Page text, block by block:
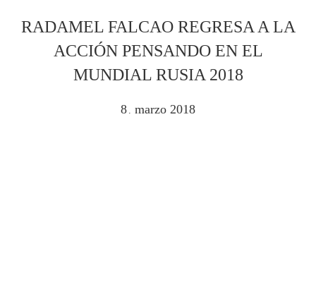
RADAMEL FALCAO REGRESA A LA
ACCIÓN PENSANDO EN EL
MUNDIAL RUSIA 2018
8 marzo 2018